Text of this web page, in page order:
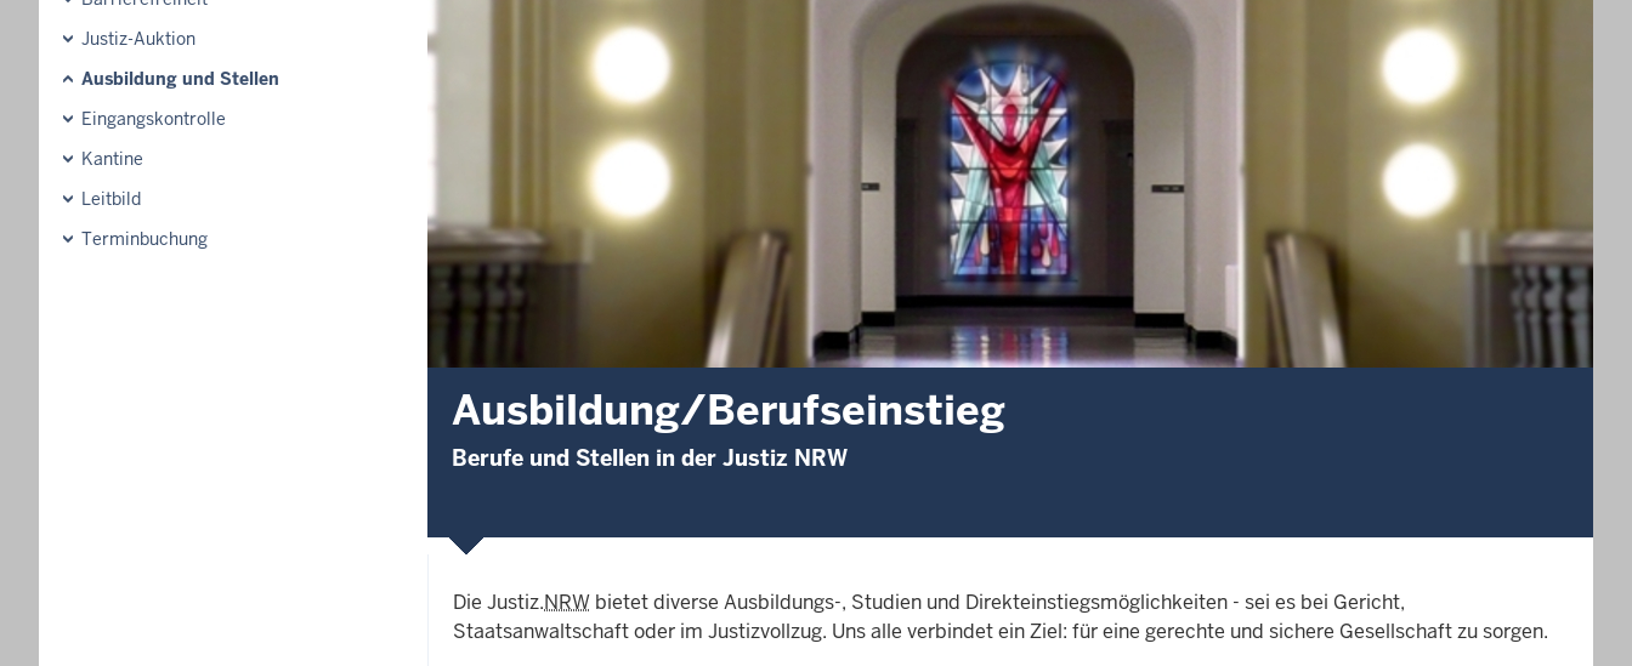
Justiz-Auktion
Ausbildung und Stellen
Eingangskontrolle
Kantine
Leitbild
Terminbuchung
Ausbildung/Berufseinstieg
Berufe und Stellen in der Justiz NRW
Die Justiz.NRW bietet diverse Ausbildungs-, Studien und Direkteinstiegsmöglichkeiten - sei es bei Gericht,
Staatsanwaltschaft oder im Justizvollzug. Uns alle verbindet ein Ziel: für eine gerechte und sichere Gesellschaft zu sorgen.